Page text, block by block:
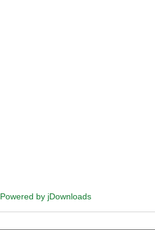
Powered by jDownloads